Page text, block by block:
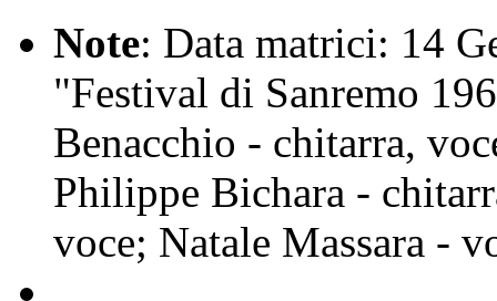
Note: Data matrici: 14
"Festival di Sanremo
Benacchio - chitarra,
Philippe Bichara -
voce; Natale Massara -